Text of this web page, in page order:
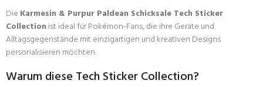
Die Karmesin & Purpur Paldean Schicksale Tech Sticker
Collection ist ideal für Pokémon-Fans, die ihre Geräte und
Alltagsgegenstände mit einzigartigen und kreativen Designs
personalisieren möchten.
Warum diese Tech Sticker Collection?